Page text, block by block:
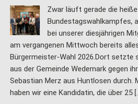
Zwar läuft gerade die
Bundestagswahlkampfes,
bei unserer diesjährigen
am vergangenen Mittwoch bereits
Bürgermeister-Wahl 2026.Dort setzte
aus der Gemeinde Wedemark gegen
Sebastian Merz aus Huntlosen durch.
haben wir eine Kandidatin, die über 25